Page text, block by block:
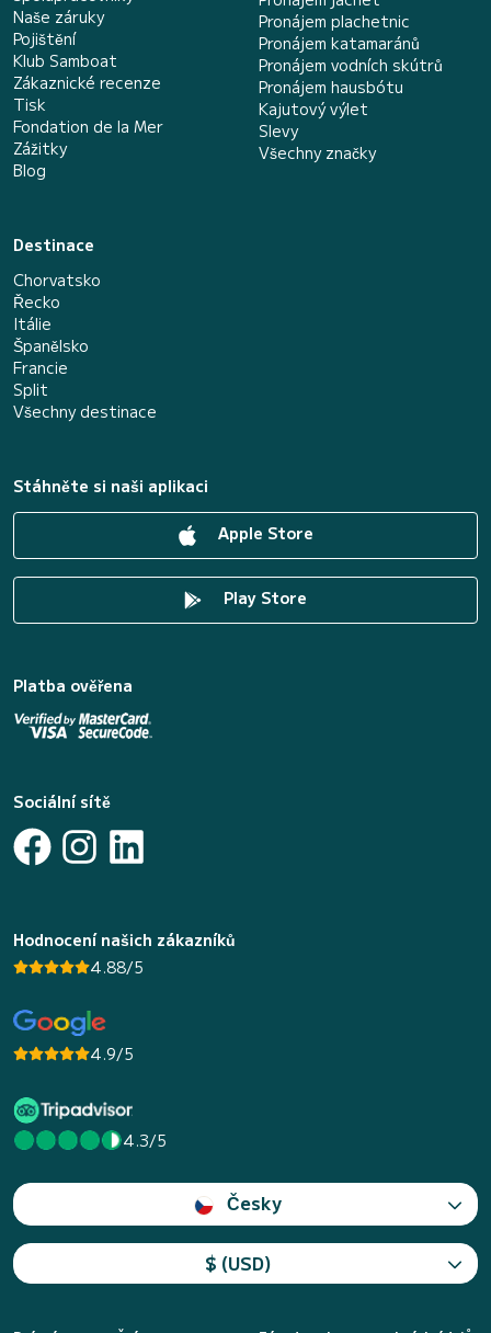
Naše záruky
Pojištění
Klub Samboat
Zákaznické recenze
Tisk
Fondation de la Mer
Zážitky
Blog
Pronájem plachetnic
Pronájem katamaránů
Pronájem vodních skútrů
Pronájem hausbótu
Kajutový výlet
Slevy
Všechny značky
Destinace
Chorvatsko
Řecko
Itálie
Španělsko
Francie
Split
Všechny destinace
Stáhněte si naši aplikaci
Apple Store
Play Store
Platba ověřena
Sociální sítě
Hodnocení našich zákazníků
4.88/5
4.9/5
4.3/5
Česky
$ (USD)